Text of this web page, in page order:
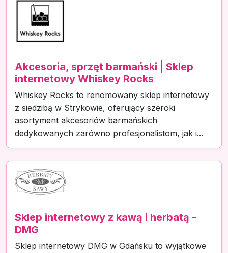
Akcesoria, sprzęt barmański | Sklep
internetowy Whiskey Rocks
Whiskey Rocks to renomowany sklep internetowy
z siedzibą w Strykowie, oferujący szeroki
asortyment akcesoriów barmańskich
dedykowanych zarówno profesjonalistom, jak i...
Sklep internetowy z kawą i herbatą -
DMG
Sklep internetowy DMG w Gdańsku to wyjątkowe